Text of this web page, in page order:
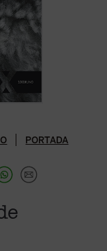
PORTADA